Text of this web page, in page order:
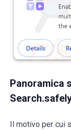
Panoramica
Il motivo per cui